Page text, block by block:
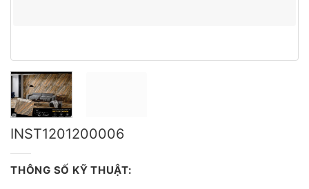
INST1201200006
THÔNG SỐ KỸ THUẬT: